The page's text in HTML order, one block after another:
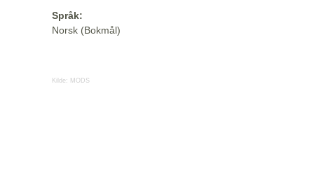
Språk:
Norsk (Bokmål)
Kilde: MODS